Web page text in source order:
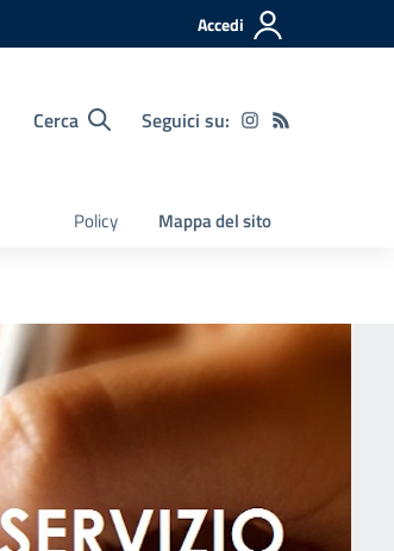
Accedi
Cerca Seguici su:
Policy Mappa del sito